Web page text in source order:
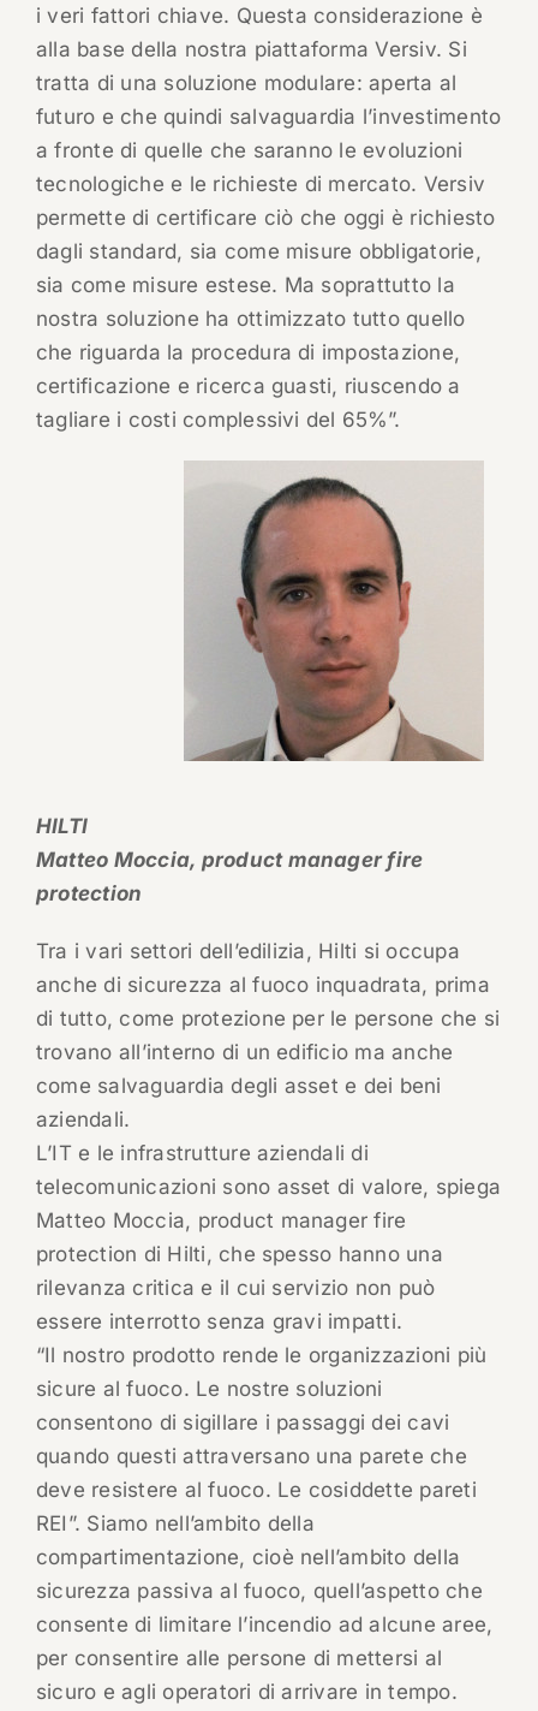
i veri fattori chiave. Questa considerazione è
alla base della nostra piattaforma Versiv. Si
tratta di una soluzione modulare: aperta al
futuro e che quindi salvaguardia l’investimento
a fronte di quelle che saranno le evoluzioni
tecnologiche e le richieste di mercato. Versiv
permette di certificare ciò che oggi è richiesto
dagli standard, sia come misure obbligatorie,
sia come misure estese. Ma soprattutto la
nostra soluzione ha ottimizzato tutto quello
che riguarda la procedura di impostazione,
certificazione e ricerca guasti, riuscendo a
tagliare i costi complessivi del 65%”.
HILTI
Matteo Moccia, product manager fire
protection
Tra i vari settori dell’edilizia, Hilti si occupa
anche di sicurezza al fuoco inquadrata, prima
di tutto, come protezione per le persone che si
trovano all’interno di un edificio ma anche
come salvaguardia degli asset e dei beni
aziendali.
L’IT e le infrastrutture aziendali di
telecomunicazioni sono asset di valore, spiega
Matteo Moccia, product manager fire
protection di Hilti, che spesso hanno una
rilevanza critica e il cui servizio non può
essere interrotto senza gravi impatti.
“Il nostro prodotto rende le organizzazioni più
sicure al fuoco. Le nostre soluzioni
consentono di sigillare i passaggi dei cavi
quando questi attraversano una parete che
deve resistere al fuoco. Le cosiddette pareti
REI”. Siamo nell’ambito della
compartimentazione, cioè nell’ambito della
sicurezza passiva al fuoco, quell’aspetto che
consente di limitare l’incendio ad alcune aree,
per consentire alle persone di mettersi al
sicuro e agli operatori di arrivare in tempo.